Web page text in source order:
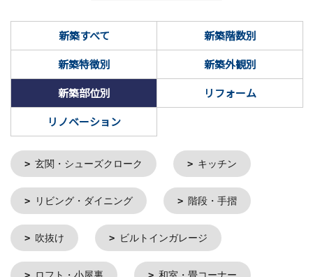
新築すべて
新築階数別
新築特徴別
新築外観別
新築部位別
リフォーム
リノベーション
玄関・シューズクローク キッチン
リビング・ダイニング 階段・手摺
吹抜け ビルトインガレージ